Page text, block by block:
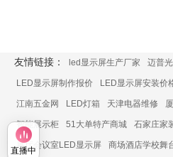
友情链接： led显示屏生产厂家 迈普
LED显示屏制作报价 LED显示屏安装价
江南五金网 LED灯箱 天津电器维修
智能展示柜 51大单特产商城 石家庄家
展厅会议室LED显示屏 商场酒店学校舞
直播中